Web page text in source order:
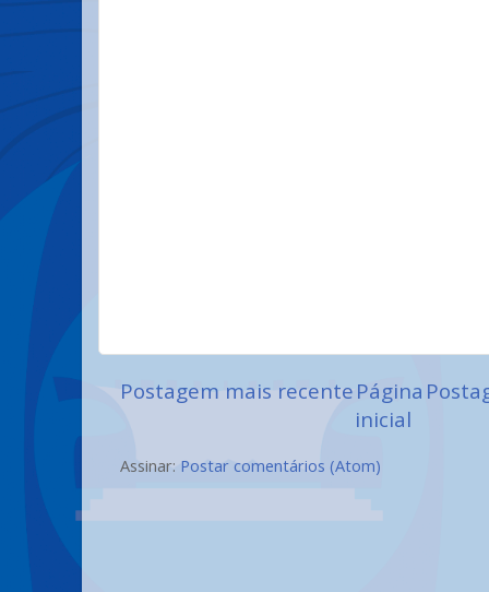
Postagem mais recentePágina
inicial
Assinar: Postar comentários (Atom)